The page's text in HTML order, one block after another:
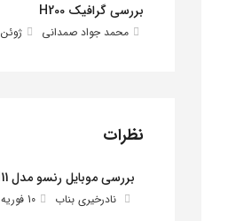
بررسی گرافیک H200
محمد جواد صمدانی ژوئن 15, 2026
نظرات
بررسی موبایل رنسو مدل Nep N11
نادرخیری بناب 10 فوریه 2026